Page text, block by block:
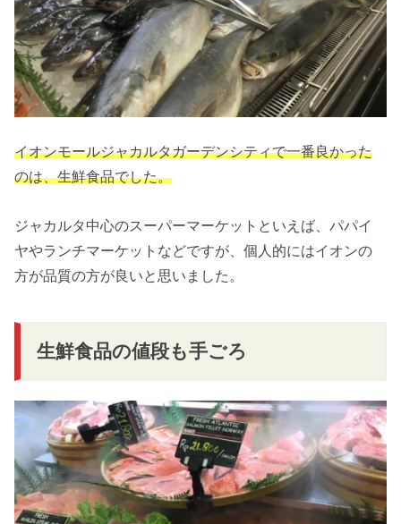
イオンモールジャカルタガーデンシティで一番良かった
のは、生鮮食品でした。
ジャカルタ中心のスーパーマーケットといえば、パパイ
ヤやランチマーケットなどですが、個人的にはイオンの
方が品質の方が良いと思いました。
生鮮食品の値段も手ごろ